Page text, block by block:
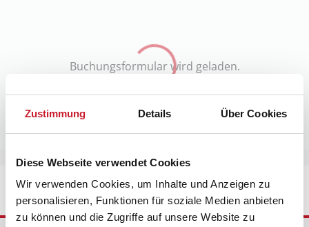
Zustimmung Details Über Cookies
Diese Webseite verwendet Cookies
Wir verwenden Cookies, um Inhalte und Anzeigen zu
personalisieren, Funktionen für soziale Medien anbieten
zu können und die Zugriffe auf unsere Website zu
Buchungsformular wird geladen.